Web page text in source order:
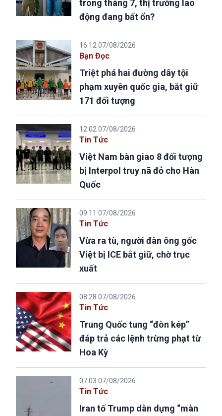
trong tháng 7, thị trường lao
động đang bất ổn?
16:12 07/08/2026
Bạn Đọc
Triệt phá hai đường dây tội
phạm xuyên quốc gia, bắt giữ
171 đối tượng
12:02 07/08/2026
Tin Tức
Việt Nam bàn giao 8 đối tượng
bị Interpol truy nã đỏ cho Hàn
Quốc
09:11 07/08/2026
Tin Tức
Vừa ra tù, người đàn ông gốc
Việt bị ICE bắt giữ, chờ trục
xuất
08:28 07/08/2026
Tin Tức
Trung Quốc tung “đòn kép”
đáp trả các lệnh trừng phạt từ
Hoa Kỳ
07:03 07/08/2026
Tin Tức
Iran tố Trump dàn dựng “màn